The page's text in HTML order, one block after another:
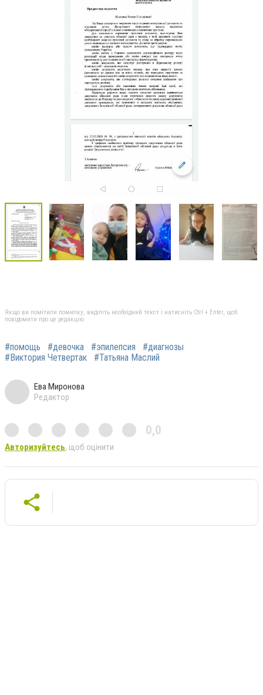
Якщо ви помітили помилку, виділіть необхідний текст і натисніть Ctrl + Enter, щоб
повідомити про це редакцію
#помощь #девочка #эпилепсия
#диагнозы
#Виктория Четвертак
#Татьяна Маслий
Ева Миронова
Редактор
0,0
Авторизуйтесь, щоб оцінити